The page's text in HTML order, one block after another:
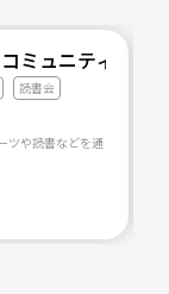
ミュニティ🏃‍♂️
読書会